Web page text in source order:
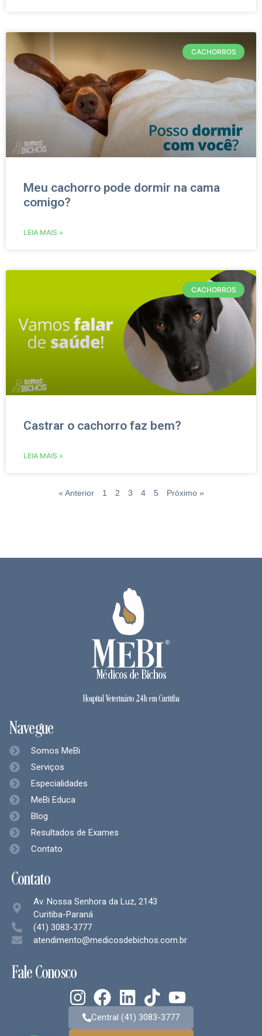
CACHORROS
Meu cachorro pode dormir na cama
comigo?
LEIA MAIS »
CACHORROS
Castrar o cachorro faz bem?
LEIA MAIS »
« Anterior 1 2 3 4 5 Próximo »
Médicos de Bichos
Hospital Veterinário 24h em Curitiba
Navegue
Somos MeBi
Serviços
Especialidades
MeBi Educa
Blog
Resultados de Exames
Contato
Contato
Av. Nossa Senhora da Luz, 2143
Curitiba-Paraná
(41) 3083-3777
atendimento@medicosdebichos.com.br
Fale Conosco
Central (41) 3083-3777